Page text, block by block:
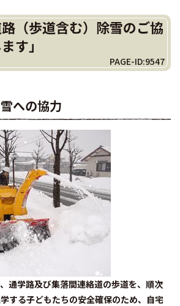
路（歩道含む）除雪のご協
す」
PAGE-ID:9547
への協力
通学路及び集落間連絡道の歩道を、順次
する子どもたちの安全確保のため、自宅